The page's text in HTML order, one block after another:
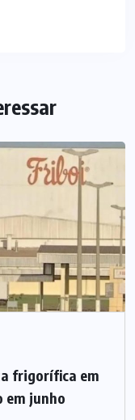
frigorífica em
em junho